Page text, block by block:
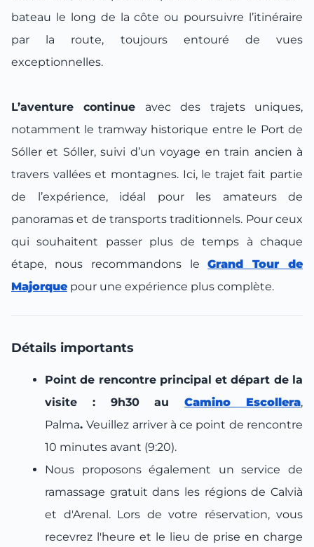
bateau le long de la côte ou poursuivre l’itinéraire
par la route, toujours entouré de vues
exceptionnelles.
L’aventure continue avec des trajets uniques,
notamment le tramway historique entre le Port de
Sóller et Sóller, suivi d’un voyage en train ancien à
travers vallées et montagnes. Ici, le trajet fait partie
de l’expérience, idéal pour les amateurs de
panoramas et de transports traditionnels. Pour ceux
qui souhaitent passer plus de temps à chaque
étape, nous recommandons leGrand Tour de
Majorque pour une expérience plus complète.
Détails importants
Point de rencontre principal et départ de la
visite : 9h30 auCamino Escollera,
Palma.Veuillez arriver à ce point de rencontre
10 minutes avant (9:20).
Nous proposons également un service de
ramassage gratuit dans les régions de Calvià
et d'Arenal. Lors de votre réservation, vous
recevrez l'heure et le lieu de prise en charge